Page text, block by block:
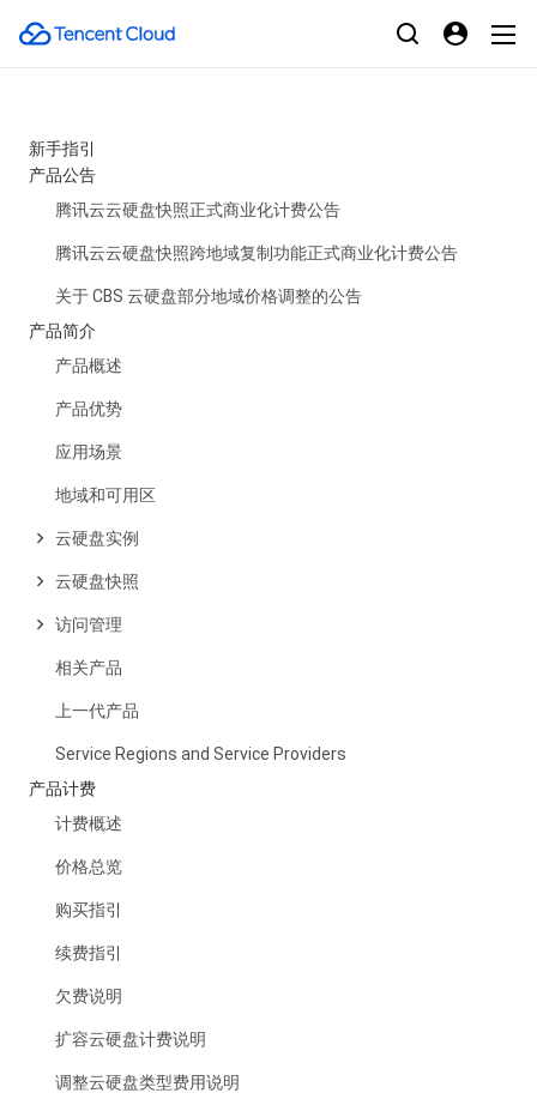
新手指引
产品公告
腾讯云云硬盘快照正式商业化计费公告
腾讯云云硬盘快照跨地域复制功能正式商业化计费公告
关于 CBS 云硬盘部分地域价格调整的公告
产品简介
产品概述
产品优势
应用场景
地域和可用区
云硬盘实例
云硬盘快照
访问管理
相关产品
上一代产品
Service Regions and Service Providers
产品计费
计费概述
价格总览
购买指引
续费指引
欠费说明
扩容云硬盘计费说明
调整云硬盘类型费用说明